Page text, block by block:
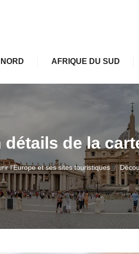
AFRIQUE DU SUD
détails de la
l'Europe et ses sites touristiques